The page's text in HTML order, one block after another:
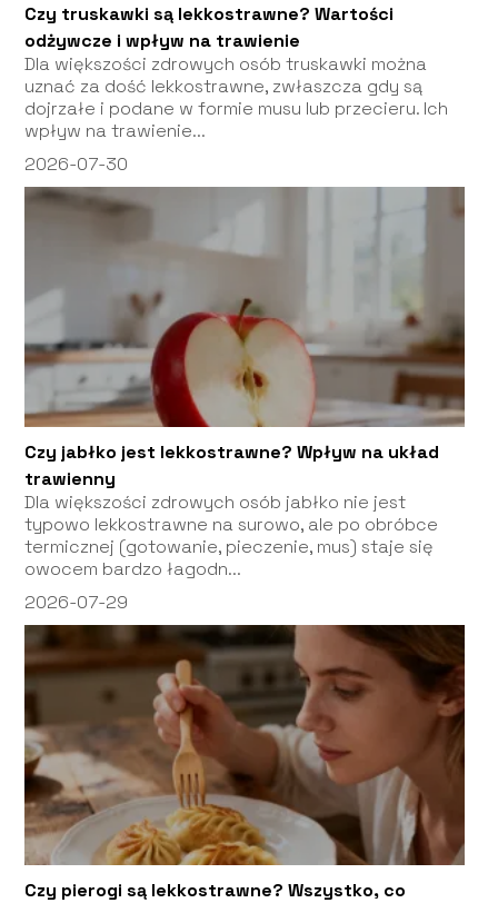
Czy truskawki są lekkostrawne? Wartości
odżywcze i wpływ na trawienie
Dla większości zdrowych osób truskawki można
uznać za dość lekkostrawne, zwłaszcza gdy są
dojrzałe i podane w formie musu lub przecieru. Ich
wpływ na trawienie...
2026-07-30
Czy jabłko jest lekkostrawne? Wpływ na układ
trawienny
Dla większości zdrowych osób jabłko nie jest
typowo lekkostrawne na surowo, ale po obróbce
termicznej (gotowanie, pieczenie, mus) staje się
owocem bardzo łagodn...
2026-07-29
Czy pierogi są lekkostrawne? Wszystko, co